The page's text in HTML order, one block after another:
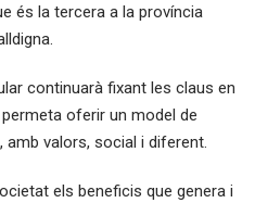
és la tercera a la província
continuarà fixant les claus en
oferir un model de
amb valors, social i diferent.
els beneficis que genera i